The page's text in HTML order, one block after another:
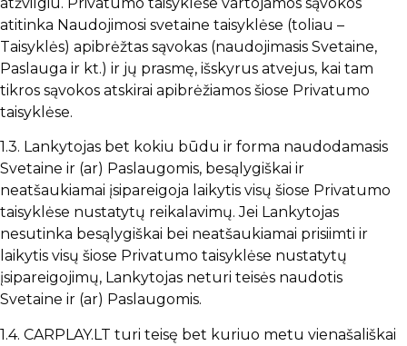
atitinka Naudojimosi svetaine taisyklėse (toliau –
Taisyklės) apibrėžtas sąvokas (naudojimasis Svetaine,
Paslauga ir kt.) ir jų prasmę, išskyrus atvejus, kai tam
tikros sąvokos atskirai apibrėžiamos šiose Privatumo
taisyklėse.
1.3. Lankytojas bet kokiu būdu ir forma naudodamasis
Svetaine ir (ar) Paslaugomis, besąlygiškai ir
neatšaukiamai įsipareigoja laikytis visų šiose Privatumo
taisyklėse nustatytų reikalavimų. Jei Lankytojas
nesutinka besąlygiškai bei neatšaukiamai prisiimti ir
laikytis visų šiose Privatumo taisyklėse nustatytų
įsipareigojimų, Lankytojas neturi teisės naudotis
Svetaine ir (ar) Paslaugomis.
1.4. CARPLAY.LT turi teisę bet kuriuo metu vienašališkai